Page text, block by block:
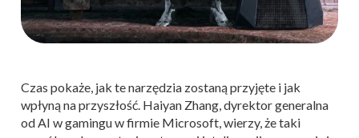
Czas pokaże, jak te narzędzia zostaną przyjęte i jak
wpłyną na przyszłość. Haiyan Zhang, dyrektor generalna
od AI w gamingu w firmie Microsoft, wierzy, że taki